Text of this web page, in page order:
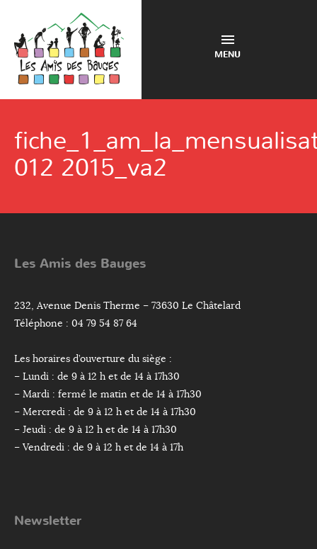
MENU
012 2015_va2
Les Amis des Bauges
232, Avenue Denis Therme – 73630 Le Châtelard
Téléphone : 04 79 54 87 64
Les horaires d’ouverture du siège :
– Lundi : de 9 à 12 h et de 14 à 17h30
– Mardi : fermé le matin et de 14 à 17h30
– Mercredi : de 9 à 12 h et de 14 à 17h30
– Jeudi : de 9 à 12 h et de 14 à 17h30
– Vendredi : de 9 à 12 h et de 14 à 17h
Newsletter